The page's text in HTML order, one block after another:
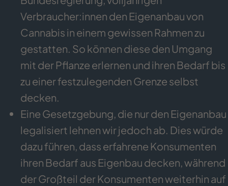
Verbraucher:innen den Eigenanbau von
Cannabis in einem gewissen Rahmen zu
gestatten. So können diese den Umgang
mit der Pflanze erlernen und ihren Bedarf bis
zu einer festzulegenden Grenze selbst
decken.
Eine Gesetzgebung, die nur den Eigenanbau
legalisiert lehnen wir jedoch ab. Dies würde
dazu führen, dass erfahrene Konsumenten
ihren Bedarf aus Eigenbau decken, während
der Großteil der Konsumenten weiterhin auf